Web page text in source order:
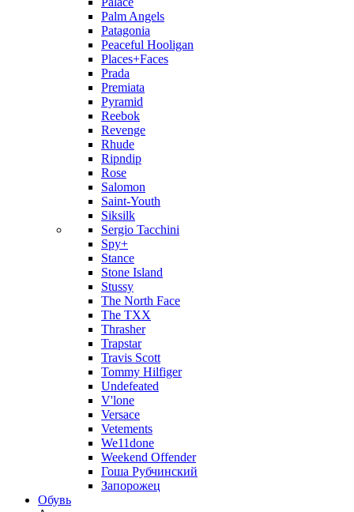
Palm Angels
Patagonia
Peaceful Hooligan
Places+Faces
Prada
Premiata
Pyramid
Reebok
Revenge
Rhude
Ripndip
Rose
Salomon
Saint-Youth
Siksilk
Sergio Tacchini
Spy+
Stance
Stone Island
Stussy
The North Face
The TXX
Thrasher
Trapstar
Travis Scott
Tommy Hilfiger
Undefeated
V'lone
Versace
Vetements
We11done
Weekend Offender
Гоша Рубчинский
Запорожец
Обувь